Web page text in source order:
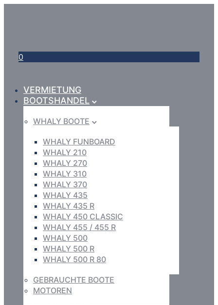
0
VERMIETUNG
BOOTSHANDEL
WHALY BOOTE
WHALY FUNBOARD
WHALY 210
WHALY 270
WHALY 310
WHALY 370
WHALY 435
WHALY 435 R
WHALY 450 CLASSIC
WHALY 455 / 455 R
WHALY 500
WHALY 500 R
WHALY 500 R 80
GEBRAUCHTE BOOTE
MOTOREN